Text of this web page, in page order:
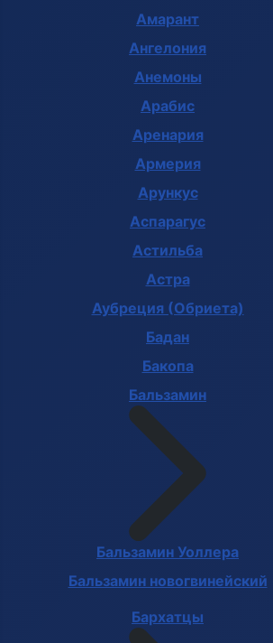
Амарант
Ангелония
Анемоны
Арабис
Аренария
Армерия
Арункус
Аспарагус
Астильба
Астра
Аубреция (Обриета)
Бадан
Бакопа
Бальзамин
Бальзамин Уоллера
Бальзамин новогвинейский
Бархатцы